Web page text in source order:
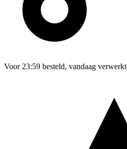
Voor 23:59 besteld, vandaag verwerkt